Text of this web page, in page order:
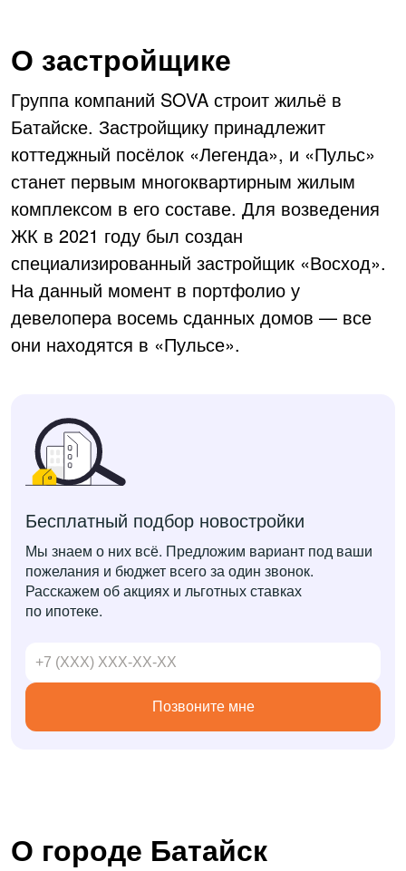
своему желанию демонтировали
лавочки в зоне без внятной
причины... 7. Также УК
периодически составляет
странные рейтинги домов (от
худшего к лучшему), публикует
фото и видео с явной целью
формирования негативно мнения
о жильцах одного опр дома,
который не пошел на повышение
тарифа (так как тариф не был
обоснован, а фраза "все
подорожало" слабый аргумент)
собственники, а УК, а мы так -
неудобные холопы...
О застройщике
Группа компаний SOVA строит жильё в
Батайске. Застройщику принадлежит
коттеджный посёлок «Легенда», и «Пульс»
станет первым многоквартирным жилым
комплексом в его составе. Для возведения
ЖК в 2021 году был создан
специализированный застройщик «Восход».
На данный момент в портфолио у
девелопера восемь сданных домов — все
они находятся в «Пульсе».
Бесплатный подбор новостройки
Мы знаем о них всё. Предложим вариант под ваши
пожелания и бюджет всего за один звонок.
Расскажем об акциях и льготных ставках
по ипотеке.
Позвоните мне
О городе Батайск